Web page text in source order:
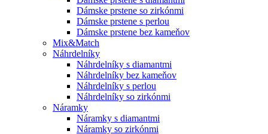
Dámske prstene so zirkónmi
Dámske prstene s perlou
Dámske prstene bez kameňov
Mix&Match
Náhrdelníky
Náhrdelníky s diamantmi
Náhrdelníky bez kameňov
Náhrdelníky s perlou
Náhrdelníky so zirkónmi
Náramky
Náramky s diamantmi
Náramky so zirkónmi